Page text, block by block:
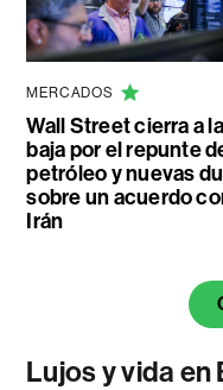
MERCADOS
Wall Street cierra a la
baja por el repunte
petróleo y nuevas
sobre un acuerdo
Irán
Lujos y vida en